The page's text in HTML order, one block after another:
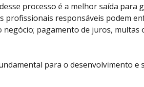
processo é a melhor saída
responsáveis podem
pagamento de juros,
para o desenvolvimento e